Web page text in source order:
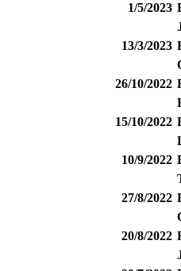
1/5/2023
13/3/2023
26/10/2022
15/10/2022
10/9/2022
27/8/2022
20/8/2022